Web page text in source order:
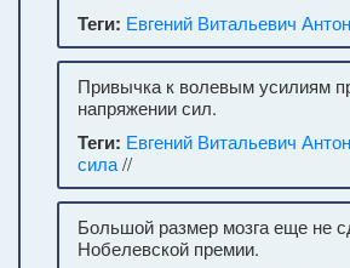
Теги: Евгений Витальевич
Привычка к волевым усилиям
напряжении сил.
Теги: Евгений Витальевич
сила//
Большой размер мозга еще не
Нобелевской премии.